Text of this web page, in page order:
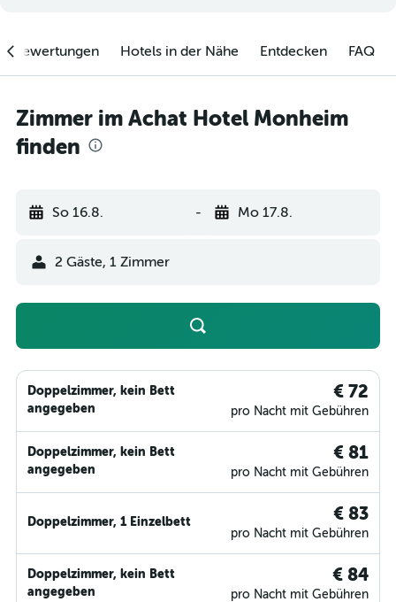
Hotels in der Nähe Entdecken FAQ
Zimmer im Achat Hotel Monheim
finden
So 16.8. - Mo 17.8.
2 Gäste, 1 Zimmer
Doppelzimmer, kein Bett
angegeben
€ 72
pro Nacht mit Gebühren
Doppelzimmer, kein Bett
angegeben
€ 81
pro Nacht mit Gebühren
Doppelzimmer, 1 Einzelbett € 83
pro Nacht mit Gebühren
Doppelzimmer, kein Bett
angegeben
€ 84
pro Nacht mit Gebühren